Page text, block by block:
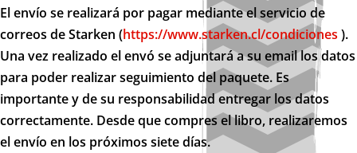
el
combate
durante
la
transición
democrática
cantidad
El envío se realizará por pagar mediante el servicio de
correos de Starken (https://www.starken.cl/condiciones ).
Una vez realizado el envó se adjuntará a su email los datos
para poder realizar seguimiento del paquete. Es
importante y de su responsabilidad entregar los datos
correctamente. Desde que compres el libro, realizaremos
el envío en los próximos siete días.